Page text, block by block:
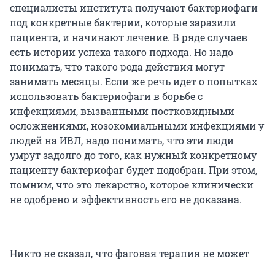
специалисты института получают бактериофаги
под конкретные бактерии, которые заразили
пациента, и начинают лечение. В ряде случаев
есть истории успеха такого подхода. Но надо
понимать, что такого рода действия могут
занимать месяцы. Если же речь идет о попытках
использовать бактериофаги в борьбе с
инфекциями, вызванными постковидными
осложнениями, нозокомиальными инфекциями у
людей на ИВЛ, надо понимать, что эти люди
умрут задолго до того, как нужный конкретному
пациенту бактериофаг будет подобран. При этом,
помним, что это лекарство, которое клинически
не одобрено и эффективность его не доказана.
Никто не сказал, что фаговая терапия не может